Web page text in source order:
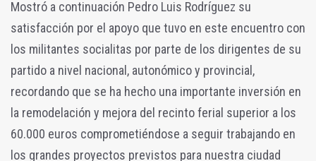
Mostró a continuación Pedro Luis Rodríguez su
satisfacción por el apoyo que tuvo en este encuentro con
los militantes socialitas por parte de los dirigentes de su
partido a nivel nacional, autonómico y provincial,
recordando que se ha hecho una importante inversión en
la remodelación y mejora del recinto ferial superior a los
60.000 euros comprometiéndose a seguir trabajando en
los grandes proyectos previstos para nuestra ciudad